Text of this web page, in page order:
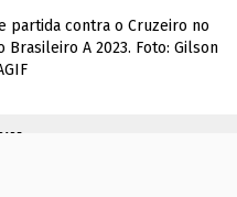
partida contra o Cruzeiro no
A 2023. Foto: Gilson